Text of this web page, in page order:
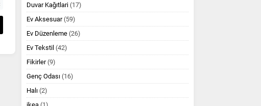
Duvar Kağıtlari (17)
Ev Aksesuar(59)
Ev Düzenleme (26)
Ev Tekstil (42)
Fikirler(9)
Genç Odası (16)
Halı (2)